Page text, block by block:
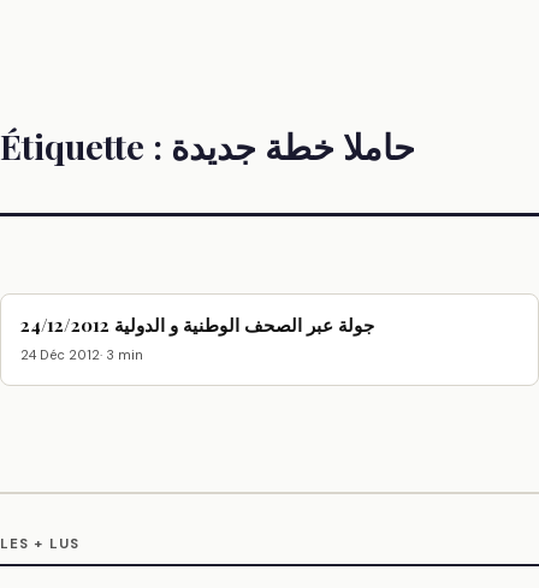
Étiquette : حاملا خطة جديدة
جولة عبر الصحف الوطنية و الدولية 24/12/2012
24 Déc 2012· 3 min
LES + LUS